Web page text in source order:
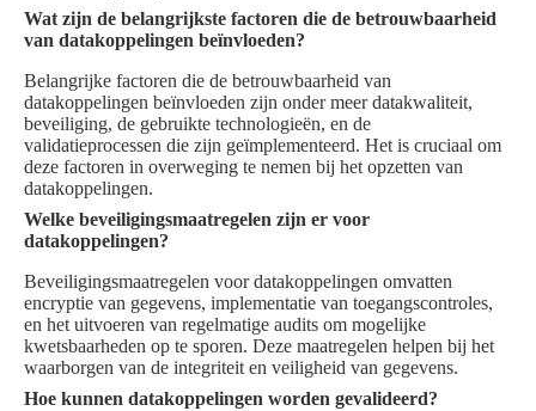
Wat zijn de belangrijkste factoren die de betrouwbaarheid
van datakoppelingen beïnvloeden?
Belangrijke factoren die de betrouwbaarheid van
datakoppelingen beïnvloeden zijn onder meer datakwaliteit,
beveiliging, de gebruikte technologieën, en de
validatieprocessen die zijn geïmplementeerd. Het is cruciaal om
deze factoren in overweging te nemen bij het opzetten van
datakoppelingen.
Welke beveiligingsmaatregelen zijn er voor
datakoppelingen?
Beveiligingsmaatregelen voor datakoppelingen omvatten
encryptie van gegevens, implementatie van toegangscontroles,
en het uitvoeren van regelmatige audits om mogelijke
kwetsbaarheden op te sporen. Deze maatregelen helpen bij het
waarborgen van de integriteit en veiligheid van gegevens.
Hoe kunnen datakoppelingen worden gevalideerd?